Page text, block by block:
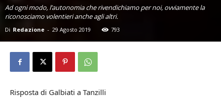
Ad ogni modo, l’autonomia che rivendichiamo per noi, ovviamente la
riconosciamo volentieri anche agli altri.
Di Redazione - 29 Agosto 2019 793
Risposta di Galbiati a Tanzilli